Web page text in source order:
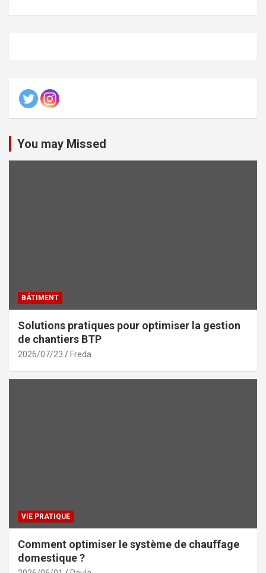
You may Missed
BÂTIMENT
Solutions pratiques pour optimiser la gestion
de chantiers BTP
2026/07/23 Freda
VIE PRATIQUE
Comment optimiser le système de chauffage
domestique ?